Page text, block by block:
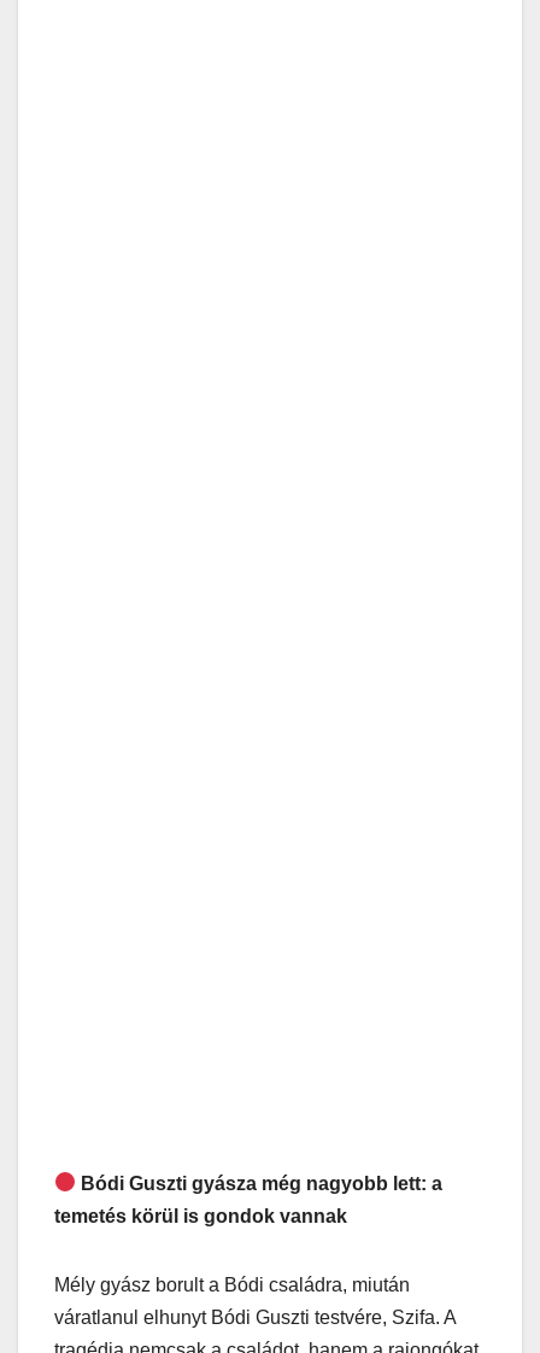
Bódi Guszti gyásza még nagyobb lett: a
temetés körül is gondok vannak
Mély gyász borult a Bódi családra, miután
váratlanul elhunyt Bódi Guszti testvére, Szifa. A